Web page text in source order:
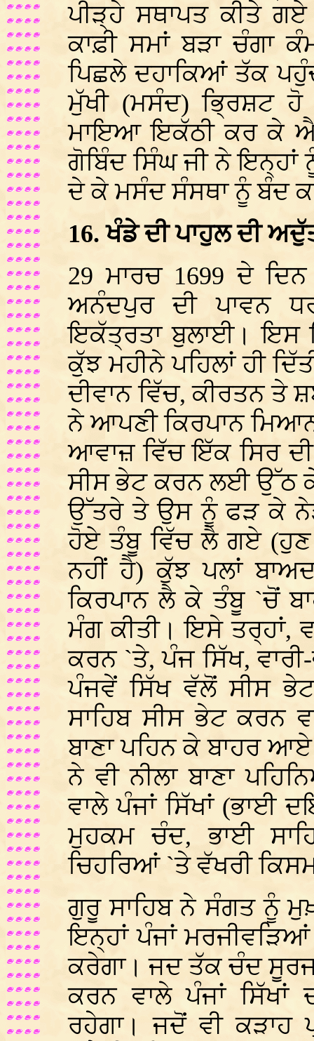
ਪੀੜ੍ਹੇ ਸਥਾਪਤ ਕੀਤੇ
ਕਾਫ਼ੀ ਸਮਾਂ ਬੜਾ ਚੰਗਾ
ਪਿਛਲੇ ਦਹਾਕਿਆਂ ਤੱਕ
ਮੁੱਖੀ (ਮਸੰਦ) ਭ੍ਰਿਸ਼ਟ
ਮਾਇਆ ਇਕੱਠੀ ਕਰ ਕੇ
ਗੋਬਿੰਦ ਸਿੰਘ ਜੀ ਨੇ ਇਨ੍ਹਾਂ
ਦੇ ਕੇ ਮਸੰਦ ਸੰਸਥਾ ਨੂੰ ਬੰਦ
16. ਖੰਡੇ ਦੀ ਪਾਹੁਲ ਦੀ
29 ਮਾਰਚ 1699 ਦੇ
ਅਨੰਦਪੁਰ ਦੀ ਪਾਵਨ
ਇਕੱਤ੍ਰਤਾ ਬੁਲਾਈ। ਇਸ
ਕੁੱਝ ਮਹੀਨੇ ਪਹਿਲਾਂ ਹੀ
ਦੀਵਾਨ ਵਿੱਚ, ਕੀਰਤਨ ਤੇ
ਨੇ ਆਪਣੀ ਕਿਰਪਾਨ
ਆਵਾਜ਼ ਵਿੱਚ ਇੱਕ ਸਿਰ
ਸੀਸ ਭੇਟ ਕਰਨ ਲਈ ਉੱਠ
ਉੱਤਰੇ ਤੇ ਉਸ ਨੂੰ ਫੜ ਕੇ
ਹੋਏ ਤੰਬੂ ਵਿੱਚ ਲੈ ਗਏ (ਹੁਣ
ਨਹੀਂ ਹੈ) ਕੁੱਝ ਪਲਾਂ
ਕਿਰਪਾਨ ਲੈ ਕੇ ਤੰਬੂ `ਚੋਂ
ਮੰਗ ਕੀਤੀ। ਇਸੇ ਤਰ੍ਹਾਂ,
ਕਰਨ `ਤੇ, ਪੰਜ ਸਿੱਖ,
ਪੰਜਵੇਂ ਸਿੱਖ ਵੱਲੋਂ ਸੀਸ
ਸਾਹਿਬ ਸੀਸ ਭੇਟ ਕਰਨ
ਬਾਣਾ ਪਹਿਨ ਕੇ ਬਾਹਰ
ਨੇ ਵੀ ਨੀਲਾ ਬਾਣਾ
ਵਾਲੇ ਪੰਜਾਂ ਸਿੱਖਾਂ (ਭਾਈ
ਮੁਹਕਮ ਚੰਦ, ਭਾਈ
ਚਿਹਰਿਆਂ `ਤੇ ਵੱਖਰੀ
ਗੁਰੂ ਸਾਹਿਬ ਨੇ ਸੰਗਤ ਨੂੰ
ਇਨ੍ਹਾਂ ਪੰਜਾਂ
ਕਰੇਗਾ। ਜਦ ਤੱਕ ਚੰਦ
ਕਰਨ ਵਾਲੇ ਪੰਜਾਂ ਸਿੱਖਾਂ
ਰਹੇਗਾ। ਜਦੋਂ ਵੀ